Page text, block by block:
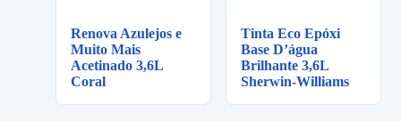
Renova Azulejos e
Muito Mais
Acetinado 3,6L
Coral
Tinta Eco Epóxi
Base D’água
Brilhante 3,6L
Sherwin-Williams